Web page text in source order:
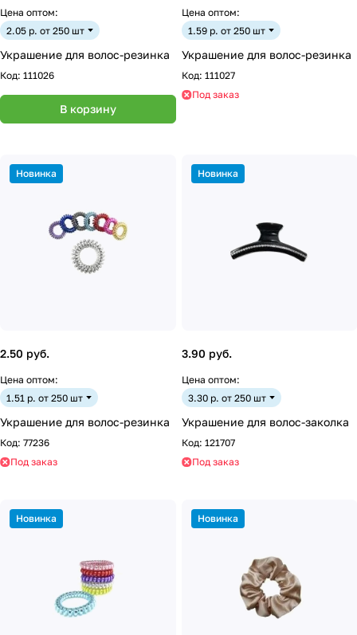
Цена оптом:
2.05 р. от 250 шт
Украшение для волос-резинка
Код: 111026
В корзину
Цена оптом:
1.59 р. от 250 шт
Украшение для волос-резинка
Код: 111027
Под заказ
Новинка
2.50 руб.
Цена оптом:
1.51 р. от 250 шт
Украшение для волос-резинка
Код: 77236
Под заказ
Новинка
3.90 руб.
Цена оптом:
3.30 р. от 250 шт
Украшение для волос-заколка
Код: 121707
Под заказ
Новинка Новинка